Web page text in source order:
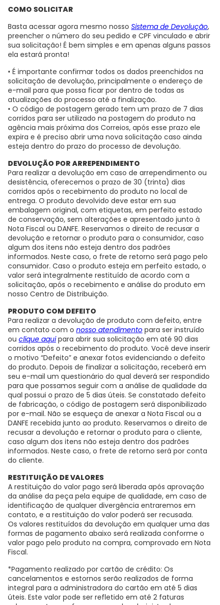
COMO SOLICITAR
Basta acessar agora mesmo nosso Sistema de Devolução,
preencher o número do seu pedido e CPF vinculado e abrir
sua solicitação! É bem simples e em apenas alguns passos
ela estará pronta!
• É importante confirmar todos os dados preenchidos na
solicitação de devolução, principalmente o endereço de
e-mail para que possa ficar por dentro de todas as
atualizações do processo até a finalização.
• O código de postagem gerado tem um prazo de 7 dias
corridos para ser utilizado na postagem do produto na
agência mais próxima dos Correios, após esse prazo ele
expira e é preciso abrir uma nova solicitação caso ainda
esteja dentro do prazo do processo de devolução.
DEVOLUÇÃO POR ARREPENDIMENTO
Para realizar a devolução em caso de arrependimento ou
desistência, oferecemos o prazo de 30 (trinta) dias
corridos após o recebimento do produto no local de
entrega. O produto devolvido deve estar em sua
embalagem original, com etiquetas, em perfeito estado
de conservação, sem alterações e apresentado junto à
Nota Fiscal ou DANFE. Reservamos o direito de recusar a
devolução e retornar o produto para o consumidor, caso
algum dos itens não esteja dentro dos padrões
informados. Neste caso, o frete de retorno será pago pelo
consumidor. Caso o produto esteja em perfeito estado, o
valor será integralmente restituído de acordo com a
solicitação, após o recebimento e análise do produto em
nosso Centro de Distribuição.
PRODUTO COM DEFEITO
Para realizar a devolução de produto com defeito, entre
em contato com o nosso atendimento para ser instruído
ou clique aquipara abrir sua solicitação em até 90 dias
corridos após o recebimento do produto. Você deve inserir
o motivo “Defeito” e anexar fotos evidenciando o defeito
do produto. Depois de finalizar a solicitação, receberá em
seu e-mail um questionário do qual deverá ser respondido
para que possamos seguir com a análise de qualidade da
qual possui o prazo de 5 dias úteis. Se constatado defeito
de fabricação, o código de postagem será disponibilizado
por e-mail. Não se esqueça de anexar a Nota Fiscal ou a
DANFE recebida junto ao produto. Reservamos o direito de
recusar a devolução e retornar o produto para o cliente,
caso algum dos itens não esteja dentro dos padrões
informados. Neste caso, o frete de retorno será por conta
do cliente.
RESTITUIÇÃO DE VALORES
A restituição do valor pago será liberada após aprovação
da análise da peça pela equipe de qualidade, em caso de
identificação de qualquer divergência entraremos em
contato, e a restituição do valor poderá ser recusada.
Os valores restituídos da devolução em qualquer uma das
formas de pagamento abaixo será realizada conforme o
valor pago pelo produto na compra, comprovado em Nota
Fiscal.
*Pagamento realizado por cartão de crédito: Os
cancelamentos e estornos serão realizados de forma
integral para a administradora do cartão em até 5 dias
úteis. Este valor pode ser refletido em até 2 faturas